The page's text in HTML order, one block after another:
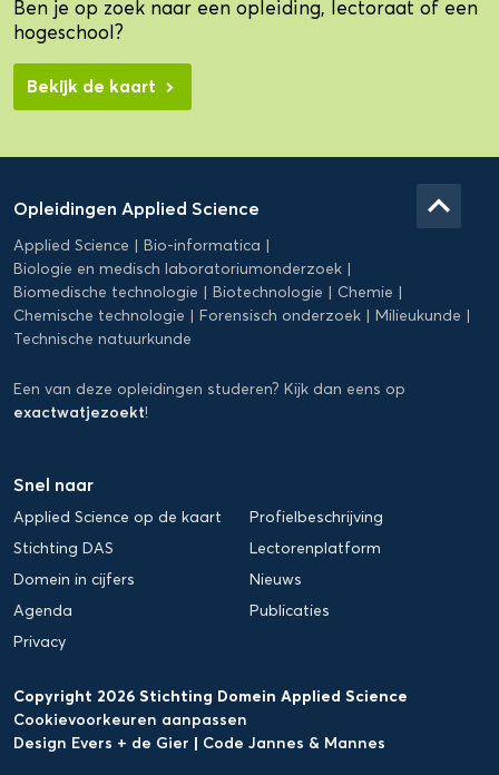
Ben je op zoek naar een opleiding, lectoraat of een
hogeschool?
Bekijk de kaart
Applied
Science
Opleidingen Applied Science
Applied Science
Bio-informatica
Biologie en medisch laboratoriumonderzoek
Biomedische technologie
Biotechnologie
Chemie
Chemische technologie
Forensisch onderzoek
Milieukunde
Technische natuurkunde
Een van deze opleidingen studeren? Kijk dan eens op
exactwatjezoekt!
Snel naar
Applied Science op de kaart
Profielbeschrijving
Stichting DAS
Lectorenplatform
Domein in cijfers
Nieuws
Agenda
Publicaties
Privacy
Copyright 2026 Stichting Domein Applied Science
Cookievoorkeuren aanpassen
Design Evers + de Gier | Code Jannes & Mannes
keyboard_arrow_up